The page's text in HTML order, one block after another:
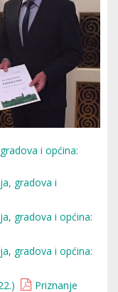
i općina:
gradova i
gradova i općina:
gradova i općina:
Priznanje